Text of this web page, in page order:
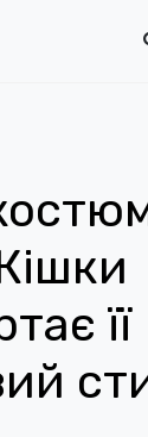
її